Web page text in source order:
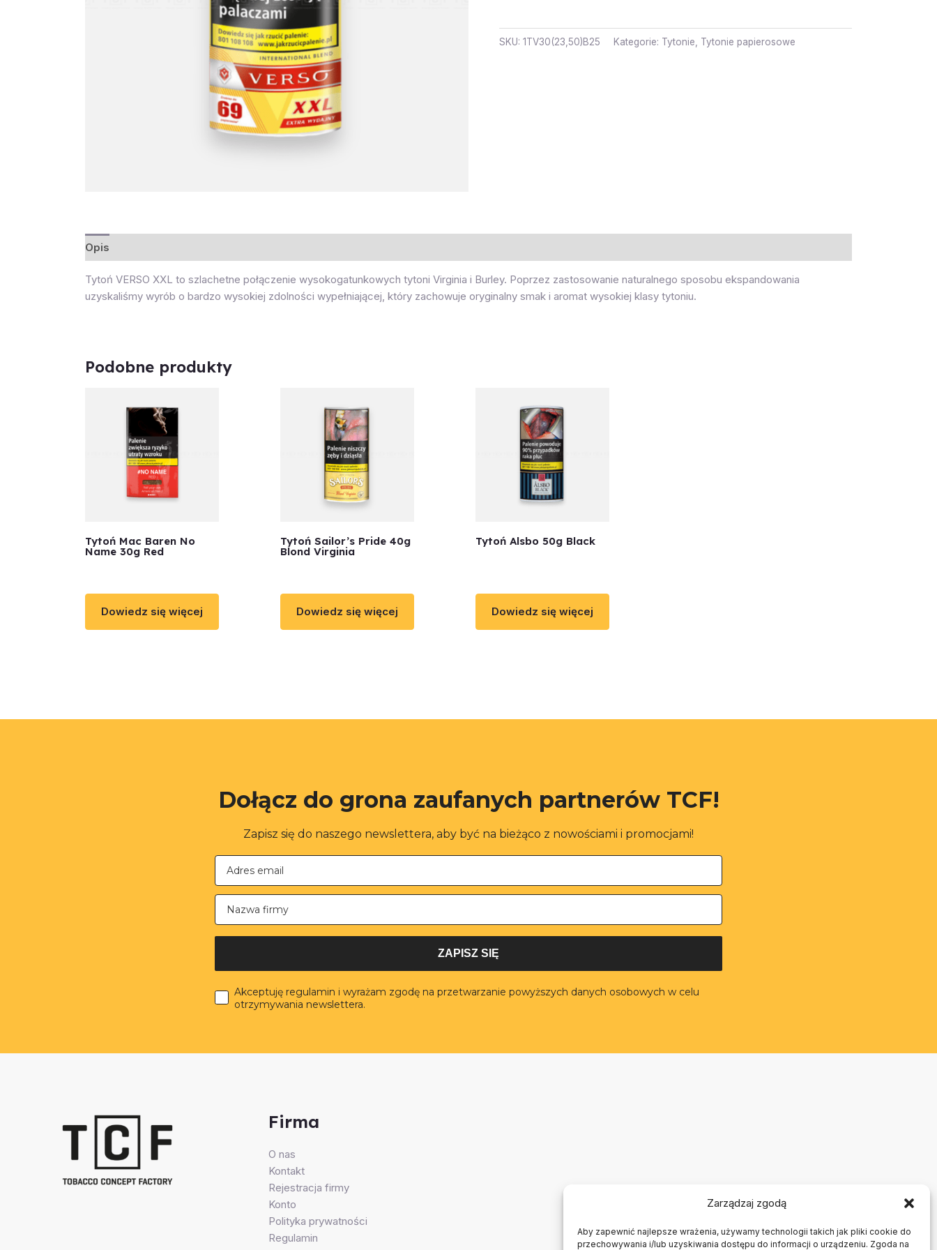
Zarządzaj zgodą
Aby zapewnić najlepsze wrażenia, używamy technologii takich jak pliki cookie do
przechowywania i/lub uzyskiwania dostępu do informacji o urządzeniu. Zgoda na
SKU: 1TV30(23,50)B25 Kategorie: Tytonie, Tytonie papierosowe
Opis
Tytoń VERSO XXL to szlachetne połączenie wysokogatunkowych tytoni Virginia i Burley. Poprzez zastosowanie naturalnego sposobu ekspandowania
uzyskaliśmy wyrób o bardzo wysokiej zdolności wypełniającej, który zachowuje oryginalny smak i aromat wysokiej klasy tytoniu.
Podobne produkty
Tytoń Mac Baren No
Name 30g Red
Dowiedz się więcej
Tytoń Sailor’s Pride 40g
Blond Virginia
Dowiedz się więcej
Tytoń Alsbo 50g Black
Dowiedz się więcej
Dołącz do grona zaufanych partnerów TCF!
Zapisz się do naszego newslettera, aby być na bieżąco z nowościami i promocjami!
Nazwa firmy
ZAPISZ SIĘ
Akceptuję regulamin i wyrażam zgodę na przetwarzanie powyższych danych osobowych w celu
otrzymywania newslettera.
Firma
O nas
Kontakt
Rejestracja firmy
Konto
Polityka prywatności
Regulamin